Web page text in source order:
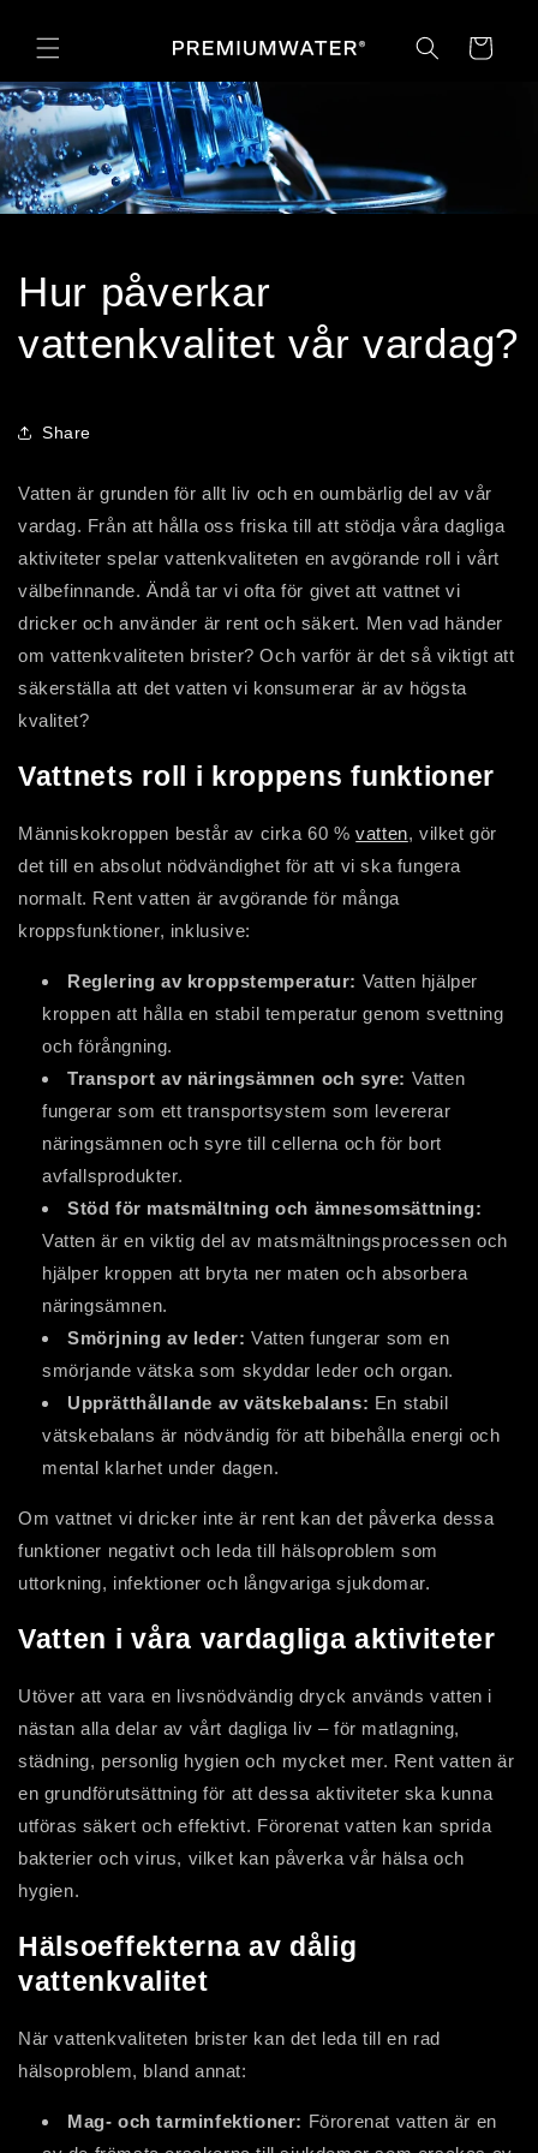
till
innehåll
Varukorg
Hur påverkar
vattenkvalitet vår vardag?
Share
Vatten är grunden för allt liv och en oumbärlig del av vår
vardag. Från att hålla oss friska till att stödja våra dagliga
aktiviteter spelar vattenkvaliteten en avgörande roll i vårt
välbefinnande. Ändå tar vi ofta för givet att vattnet vi
dricker och använder är rent och säkert. Men vad händer
om vattenkvaliteten brister? Och varför är det så viktigt att
säkerställa att det vatten vi konsumerar är av högsta
kvalitet?
Vattnets roll i kroppens funktioner
Människokroppen består av cirka 60 %vatten, vilket gör
det till en absolut nödvändighet för att vi ska fungera
normalt. Rent vatten är avgörande för många
kroppsfunktioner, inklusive:
Reglering av kroppstemperatur: Vatten hjälper
kroppen att hålla en stabil temperatur genom svettning
och förångning.
Transport av näringsämnen och syre: Vatten
fungerar som ett transportsystem som levererar
näringsämnen och syre till cellerna och för bort
avfallsprodukter.
Stöd för matsmältning och ämnesomsättning:
Vatten är en viktig del av matsmältningsprocessen och
hjälper kroppen att bryta ner maten och absorbera
näringsämnen.
Smörjning av leder: Vatten fungerar som en
smörjande vätska som skyddar leder och organ.
Upprätthållande av vätskebalans: En stabil
vätskebalans är nödvändig för att bibehålla energi och
mental klarhet under dagen.
Om vattnet vi dricker inte är rent kan det påverka dessa
funktioner negativt och leda till hälsoproblem som
uttorkning, infektioner och långvariga sjukdomar.
Vatten i våra vardagliga aktiviteter
Utöver att vara en livsnödvändig dryck används vatten i
nästan alla delar av vårt dagliga liv – för matlagning,
städning, personlig hygien och mycket mer. Rent vatten är
en grundförutsättning för att dessa aktiviteter ska kunna
utföras säkert och effektivt. Förorenat vatten kan sprida
bakterier och virus, vilket kan påverka vår hälsa och
hygien.
Hälsoeffekterna av dålig
vattenkvalitet
När vattenkvaliteten brister kan det leda till en rad
hälsoproblem, bland annat:
Mag- och tarminfektioner: Förorenat vatten är en